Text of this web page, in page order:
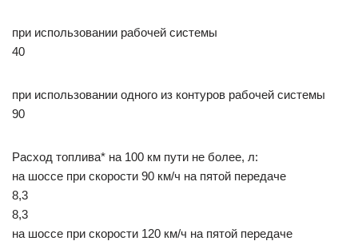
при использовании рабочей системы
40
при использовании одного из контуров рабочей системы
90
Расход топлива* на 100 км пути не более, л:
на шоссе при скорости 90 км/ч на пятой передаче
8,3
8,3
на шоссе при скорости 120 км/ч на пятой передаче